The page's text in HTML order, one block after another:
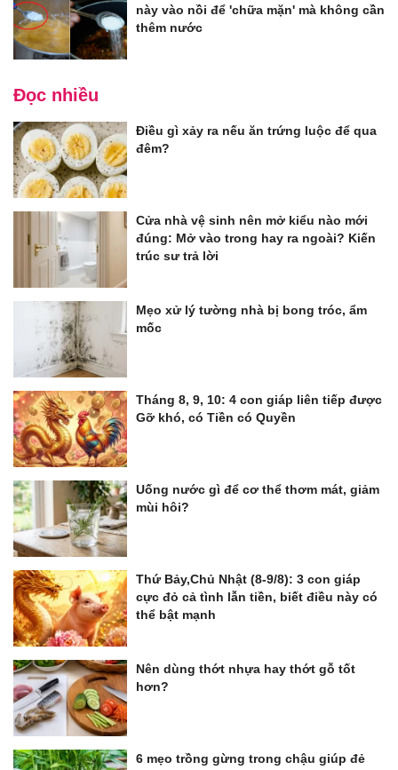
này vào nồi để 'chữa mặn' mà không cần
thêm nước
Đọc nhiều
Điều gì xảy ra nếu ăn trứng luộc để qua
đêm?
Cửa nhà vệ sinh nên mở kiểu nào mới
đúng: Mở vào trong hay ra ngoài? Kiến
trúc sư trả lời
Mẹo xử lý tường nhà bị bong tróc, ẩm
mốc
Tháng 8, 9, 10: 4 con giáp liên tiếp được
Gỡ khó, có Tiền có Quyền
Uống nước gì để cơ thể thơm mát, giảm
mùi hôi?
Thứ Bảy,Chủ Nhật (8-9/8): 3 con giáp
cực đỏ cả tình lẫn tiền, biết điều này có
thể bật mạnh
Nên dùng thớt nhựa hay thớt gỗ tốt
hơn?
6 mẹo trồng gừng trong chậu giúp đẻ